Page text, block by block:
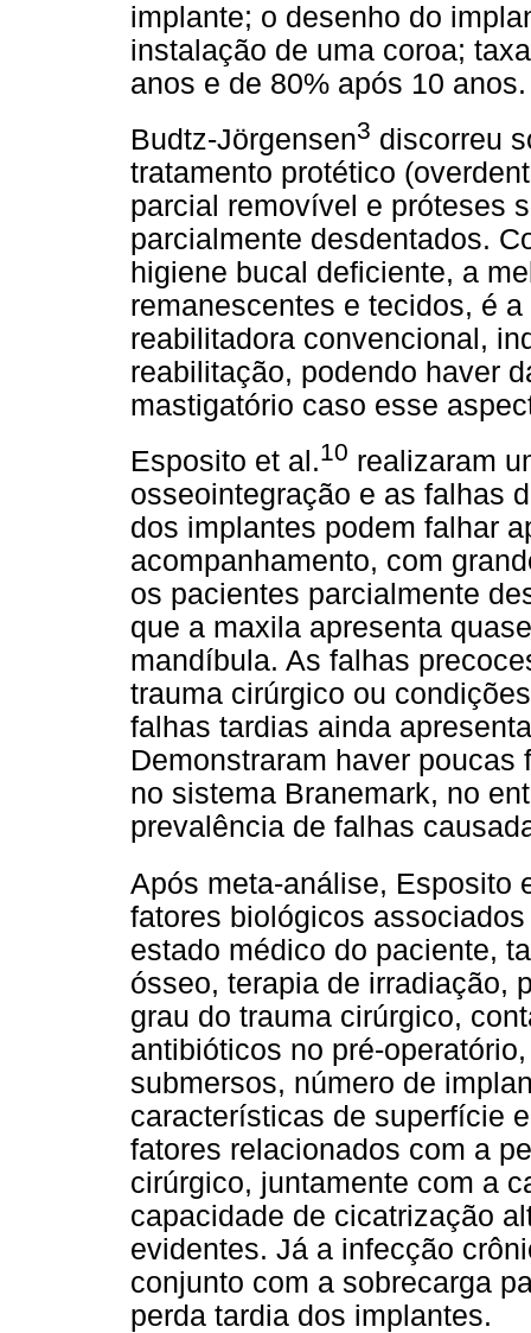
implante; o desenho do
instalação de uma coroa;
anos e de 80% após 10 anos.
Budtz-Jörgensen3 discorreu
tratamento protético
parcial removível e próteses
parcialmente desdentados.
higiene bucal deficiente, a
remanescentes e tecidos, é
reabilitadora convencional,
reabilitação, podendo haver
mastigatório caso esse
Esposito et al.10 realizaram
osseointegração e as falhas
dos implantes podem falhar
acompanhamento, com
os pacientes parcialmente
que a maxila apresenta
mandíbula. As falhas
trauma cirúrgico ou
falhas tardias ainda
Demonstraram haver
no sistema Branemark, no
prevalência de falhas
Após meta-análise, Esposito
fatores biológicos
estado médico do paciente,
ósseo, terapia de irradiação,
grau do trauma cirúrgico,
antibióticos no pré-
submersos, número de
características de superfície
fatores relacionados com a
cirúrgico, juntamente com a
capacidade de cicatrização
evidentes. Já a infecção
conjunto com a sobrecarga
perda tardia dos implantes.